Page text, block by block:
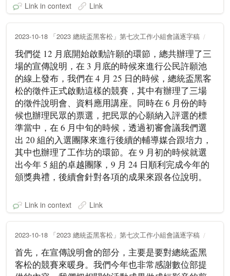
Link in context Link
2023-10-18 「2023 總統盃黑客松」第七次工作小組會議逐字稿
我們從 12 月底開始啟動許願的環節，總共辦理了三
場的宣傳說明，在 3 月底的時候來進行公民許願池
的線上發布，我們在 4 月 25 日的時候，總統盃黑客
松的徵件正式啟動這樣的競賽，其中有辦理了三場
的徵件說明會、資料應用講座。同時在 6 月份的時
候也辦理民眾的票選，把民眾的心願納入評選的標
準當中，在 6 月中旬的時候，透過初審會議我們選
出 20 組的入選團隊來進行後續的輔導媒合跟培力，
其中也辦理了工作坊的環節。在 9 月初的時候就選
出今年 5 組的卓越團隊，9 月 24 日順利完成今年的
頒獎典禮，後續會針對各項的成果來跟各位說明。
Link in context Link
2023-10-18 「2023 總統盃黑客松」第七次工作小組會議逐字稿
首先，在宣傳說明會的部分，主要是要對總統盃黑
客松的競賽來暖身。我們今年也非常感謝數位部提